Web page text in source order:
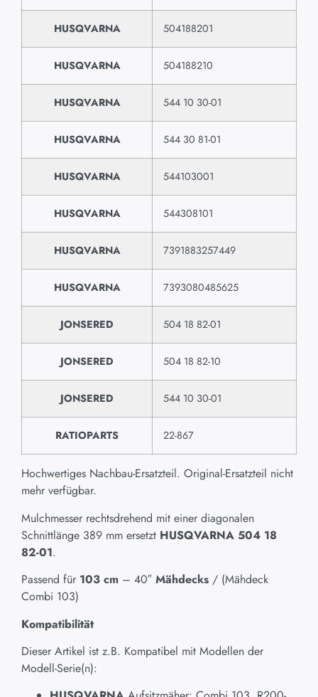
HUSQVARNA 504188201
HUSQVARNA 504188210
HUSQVARNA 544 10 30-01
HUSQVARNA 544 30 81-01
HUSQVARNA 544103001
HUSQVARNA 544308101
HUSQVARNA 7391883257449
HUSQVARNA 7393080485625
JONSERED 504 18 82-01
JONSERED 504 18 82-10
JONSERED 544 10 30-01
RATIOPARTS 22-867
Hochwertiges Nachbau-Ersatzteil. Original-Ersatzteil nicht
mehr verfügbar.
Mulchmesser rechtsdrehend mit einer diagonalen
Schnittlänge 389 mm ersetzt HUSQVARNA 504 18
82-01.
Passend für 103 cm – 40″ Mähdecks / (Mähdeck
Combi 103)
Kompatibilität
Dieser Artikel ist z.B. Kompatibel mit Modellen der
Modell-Serie(n):